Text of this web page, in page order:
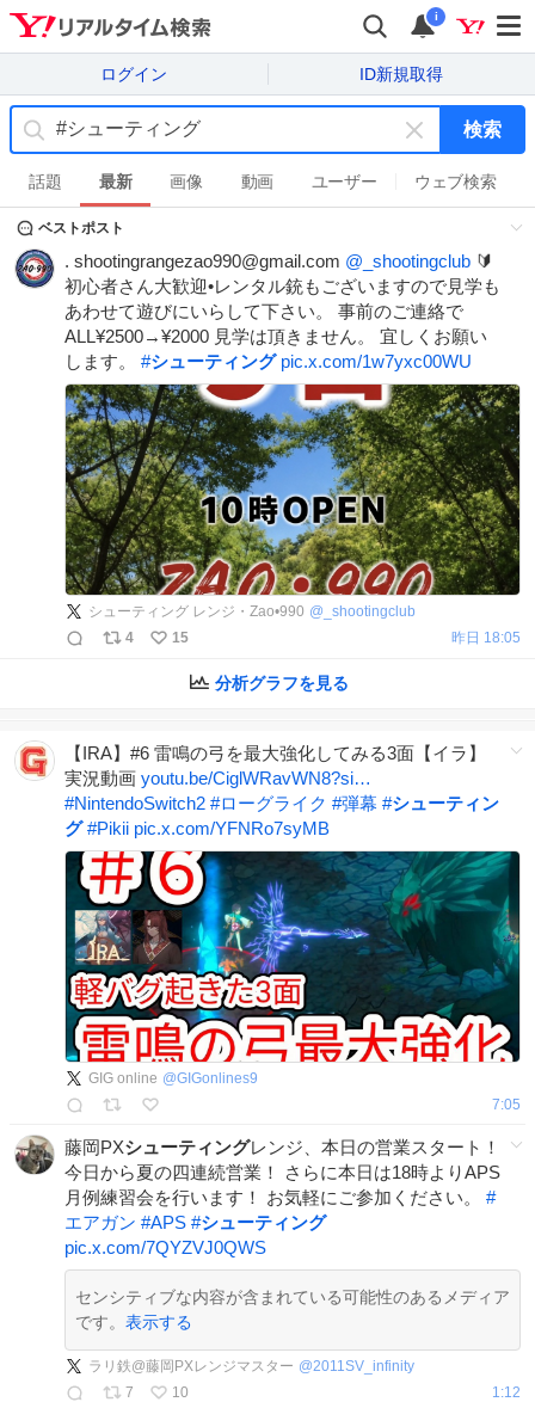
i
ログイン ID新規取得
キ
ー
ワ
ド
を
消
す
検索
話題 最新 画像 動画 ユーザー ウェブ検索
ベストポスト
. shootingrangezao990@gmail.com @_shootingclub 🔰
初心者さん大歓迎•レンタル銃もございますので見学も
あわせて遊びにいらして下さい。 事前のご連絡で
ALL¥2500→¥2000 見学は頂きません。 宜しくお願い
します。 #シューティング pic.x.com/1w7yxc00WU
シューティング レンジ・Zao•990 @ _shootingclub
4
15 昨日 18:05
分析グラフを見る
【IRA】#6 雷鳴の弓を最大強化してみる3面【イラ】
実況動画 youtu.be/CiglWRavWN8?si…
#NintendoSwitch2 #ローグライク #弾幕 #シューティン
グ #Pikii pic.x.com/YFNRo7syMB
GIG online @GIGonlines9
7:05
藤岡PXシューティングレンジ、本日の営業スタート！
今日から夏の四連続営業！ さらに本日は18時よりAPS
月例練習会を行います！ お気軽にご参加ください。 #
エアガン #APS #シューティング
pic.x.com/7QYZVJ0QWS
センシティブな内容が含まれている可能性のあるメディア
です。 表示する
ラリ鉄@藤岡PXレンジマスター @2011SV_infinity
7
10 1:12